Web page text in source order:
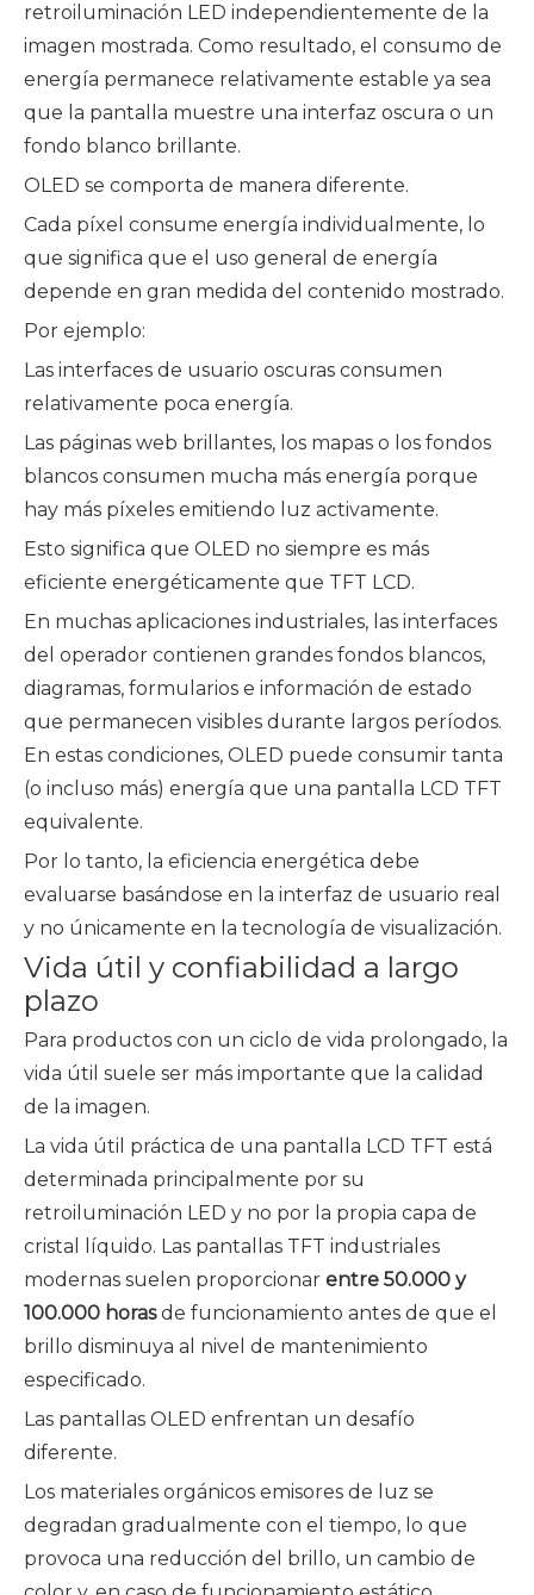
retroiluminación LED independientemente de la
imagen mostrada. Como resultado, el consumo de
energía permanece relativamente estable ya sea
que la pantalla muestre una interfaz oscura o un
fondo blanco brillante.
OLED se comporta de manera diferente.
Cada píxel consume energía individualmente, lo
que significa que el uso general de energía
depende en gran medida del contenido mostrado.
Por ejemplo:
Las interfaces de usuario oscuras consumen
relativamente poca energía.
Las páginas web brillantes, los mapas o los fondos
blancos consumen mucha más energía porque
hay más píxeles emitiendo luz activamente.
Esto significa que OLED no siempre es más
eficiente energéticamente que TFT LCD.
En muchas aplicaciones industriales, las interfaces
del operador contienen grandes fondos blancos,
diagramas, formularios e información de estado
que permanecen visibles durante largos períodos.
En estas condiciones, OLED puede consumir tanta
(o incluso más) energía que una pantalla LCD TFT
equivalente.
Por lo tanto, la eficiencia energética debe
evaluarse basándose en la interfaz de usuario real
y no únicamente en la tecnología de visualización.
Vida útil y confiabilidad a largo
plazo
Para productos con un ciclo de vida prolongado, la
vida útil suele ser más importante que la calidad
de la imagen.
La vida útil práctica de una pantalla LCD TFT está
determinada principalmente por su
retroiluminación LED y no por la propia capa de
cristal líquido. Las pantallas TFT industriales
modernas suelen proporcionar entre 50.000 y
100.000 horasde funcionamiento antes de que el
brillo disminuya al nivel de mantenimiento
especificado.
Las pantallas OLED enfrentan un desafío
diferente.
Los materiales orgánicos emisores de luz se
degradan gradualmente con el tiempo, lo que
provoca una reducción del brillo, un cambio de